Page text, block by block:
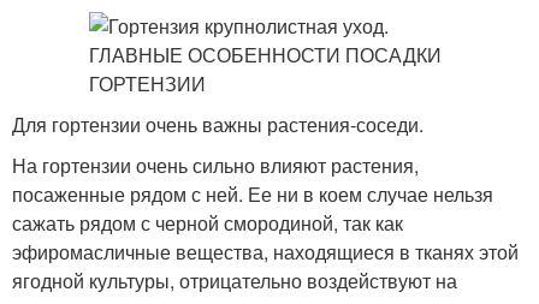
Для гортензии очень важны растения-соседи.
На гортензии очень сильно влияют растения,
посаженные рядом с ней. Ее ни в коем случае нельзя
сажать рядом с черной смородиной, так как
эфиромасличные вещества, находящиеся в тканях этой
ягодной культуры, отрицательно воздействуют на